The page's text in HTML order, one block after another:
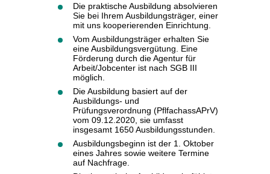
Die praktische Ausbildung absolvieren
Sie bei Ihrem Ausbildungsträger, einer
mit uns kooperierenden Einrichtung.
Vom Ausbildungsträger erhalten Sie
eine Ausbildungsvergütung. Eine
Förderung durch die Agentur für
Arbeit/Jobcenter ist nach SGB III
möglich.
Die Ausbildung basiert auf der
Ausbildungs- und
Prüfungsverordnung (PflfachassAPrV)
vom 09.12.2020, sie umfasst
insgesamt 1650 Ausbildungsstunden.
Ausbildungsbeginn ist der 1. Oktober
eines Jahres sowie weitere Termine
auf Nachfrage.